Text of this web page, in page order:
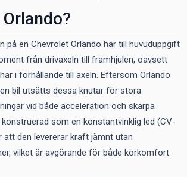
på en Chevrolet Orlando har till huvuduppgift
från drivaxeln till framhjulen, oavsett
i förhållande till axeln. Eftersom Orlando
bil utsätts dessa knutar för stora
vid både acceleration och skarpa
konstruerad som en konstantvinklig led (CV-
att den levererar kraft jämnt utan
vilket är avgörande för både körkomfort